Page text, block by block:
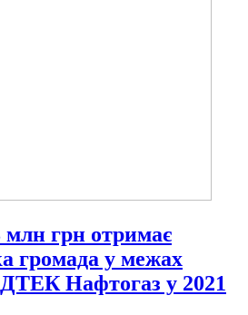
млн грн отримає
громада у межах
ДТЕК Нафтогаз у 2021